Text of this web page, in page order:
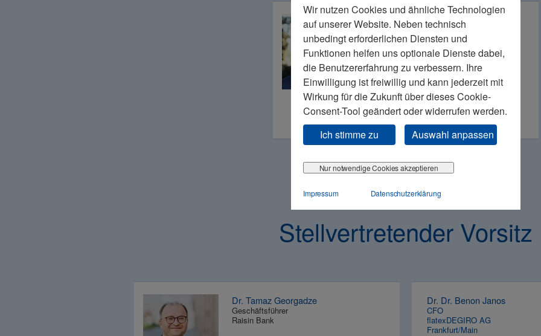
Wir nutzen Cookies und ähnliche Technologien
auf unserer Website. Neben technisch
unbedingt erforderlichen Diensten und
Funktionen helfen uns optionale Dienste dabei,
die Benutzererfahrung zu verbessern. Ihre
Einwilligung ist freiwillig und kann jederzeit mit
Wirkung für die Zukunft über dieses Cookie-
Consent-Tool geändert oder widerrufen werden.
Ich stimme zu
Auswahl anpassen
Nur notwendige Cookies akzeptieren
Impressum Datenschutzerklärung
Karl Matthäus Schmidt
Vorstandsvorsitzender
Quirin Privatbank AG
Berlin
Stellvertretender Vorsitz
Dr. Tamaz Georgadze
Geschäftsführer
Raisin Bank
Dr. Dr. Benon Janos
CFO
flatexDEGIRO AG
Frankfurt/Main